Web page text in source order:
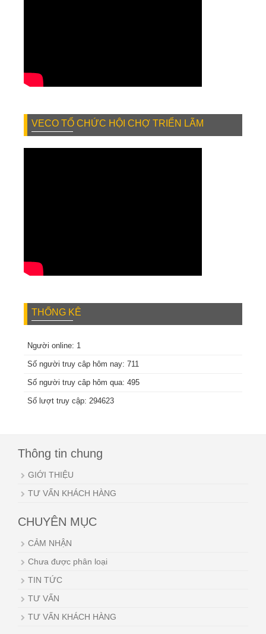
VECO TỔ CHỨC HỘI CHỢ TRIỂN LÃM
THỐNG KÊ
Người online: 1
Số người truy câp hôm nay: 711
Số người truy câp hôm qua: 495
Số lượt truy cập: 294623
Thông tin chung
GIỚI THIỆU
TƯ VẤN KHÁCH HÀNG
CHUYÊN MỤC
CẢM NHẬN
Chưa được phân loại
TIN TỨC
TƯ VẤN
TƯ VẤN KHÁCH HÀNG